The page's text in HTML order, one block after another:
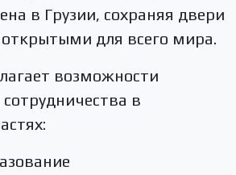
в Грузии, сохраняя двери
для всего мира.
возможности
в